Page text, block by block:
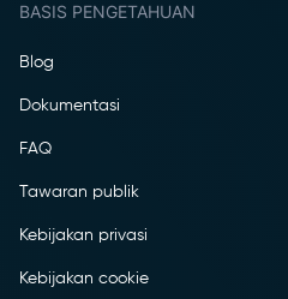
BASIS PENGETAHUAN
Blog
Dokumentasi
FAQ
Tawaran publik
Kebijakan privasi
Kebijakan cookie